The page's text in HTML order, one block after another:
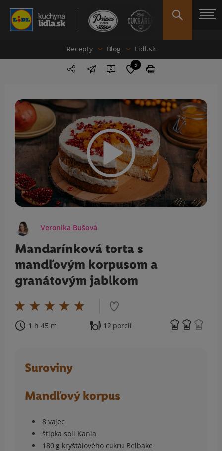
Recepty Blog Lidl.sk
2 5
Veronika Bušová
Mandarínková torta s
mandľovým korpusom a
granátovým jablkom
1 h 45 m 12 porcií
Suroviny
Mandľový korpus
8 vajec
štipka soli Kania
180 g kryštálového cukru Belbake